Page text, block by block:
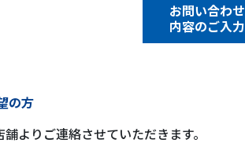
お問い合わせ
内容のご入力
の方
よりご連絡させていただきます。